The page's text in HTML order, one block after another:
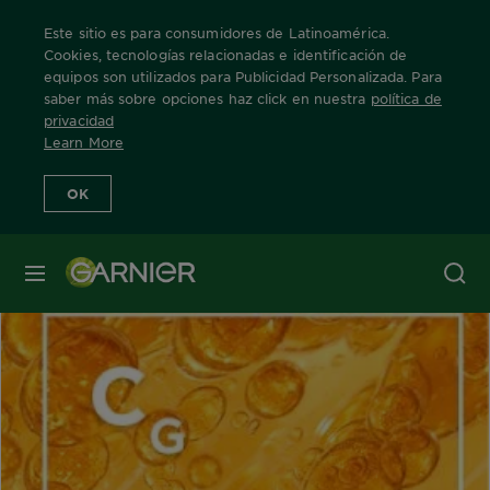
Este sitio es para consumidores de Latinoamérica.
Cookies, tecnologías relacionadas e identificación de
equipos son utilizados para Publicidad Personalizada. Para
saber más sobre opciones haz click en nuestra política de
privacidad
Learn More
OK
MENÚ
Sobre
Ingredientes